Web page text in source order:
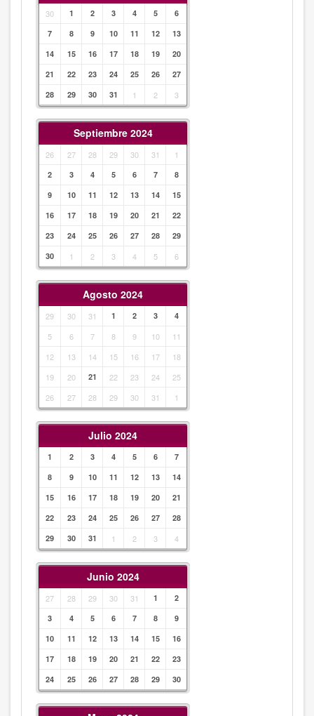
30 1 2 3 4 5
6
7
8 9 10 11 12
13
14
15 16 17 18 19
20
21
22 23 24 25 26
27
28
29 30 31 1 2 3
Septiembre 2024
26 27 28 29 30 31 1
2 3 4 5 6 7
8
9
10 11 12 13 14
15
16
17 18 19 20 21
22
23
24 25 26 27 28
29
30
1 2 3 4 5 6
Agosto 2024
29 30 31 1 2 3 4
5 6 7 8 9 10
11
12
13 14 15 16 17
18
19
20 21 22 23 24
25
26
27 28 29 30 31 1
Julio 2024
1 2 3 4 5 6
7
8
9 10 11 12 13
14
15
16 17 18 19 20
21
22
23 24 25 26 27
28
29
30 31 1 2 3 4
Junio 2024
27 28 29 30 31 1
2
3
4 5 6 7 8
9
10
11 12 13 14 15
16
17
18 19 20 21 22
23
24
25 26 27 28 29 30